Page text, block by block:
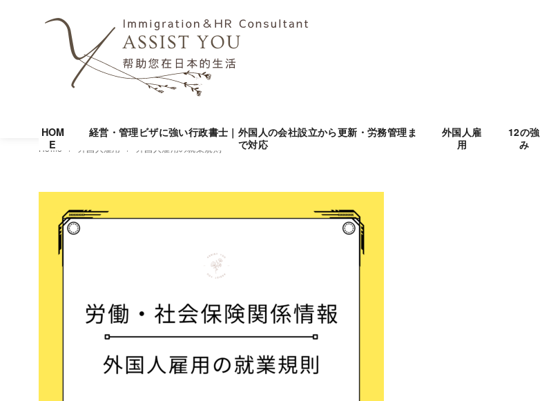
HOM
E
経営・管理ビザに強い行政書士｜外国人の会社設立から更新・労務管理ま
で対応
外国人雇
用
12の強
み
Home 外国人雇用 外国人雇用の就業規則